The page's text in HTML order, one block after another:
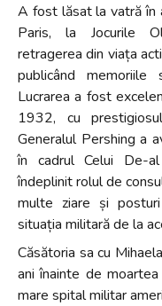
A fost lăsat la vatră în
Paris, la Jocurile
retragerea din viața
publicând
Lucrarea a fost
1932, cu
Generalul Pershing a
în cadrul Celui De-
îndeplinit rolul de
multe ziare și
situația militară de la
Căsătoria sa cu
ani înainte de
mare spital militar